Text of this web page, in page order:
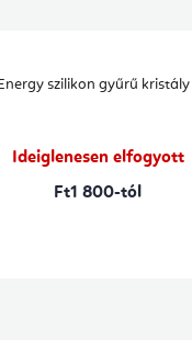
szilikon gyűrű
Ideiglenesen elfogyott
Ft1 800-tól